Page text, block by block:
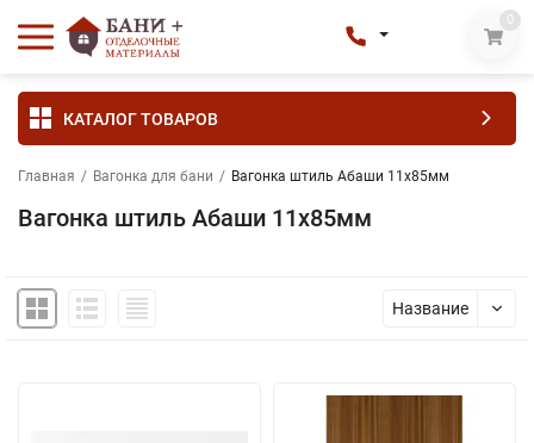
0
КАТАЛОГ ТОВАРОВ
Главная / Вагонка для бани / Вагонка штиль Абаши 11х85мм
Вагонка штиль Абаши 11х85мм
Название